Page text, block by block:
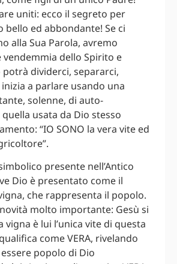
uniti: ecco il segreto per
ed abbondante! Se ci
alla Sua Parola, avremo
vendemmia dello Spirito e
potrà dividerci, separarci,
a parlare usando una
solenne, di auto-
usata da Dio stesso
“IO SONO la vera vite ed
presente nell’Antico
Dio è presentato come il
che rappresenta il popolo.
novità molto importante: Gesù si
vigna è lui l’unica vite di questa
come VERA, rivelando
popolo di Dio